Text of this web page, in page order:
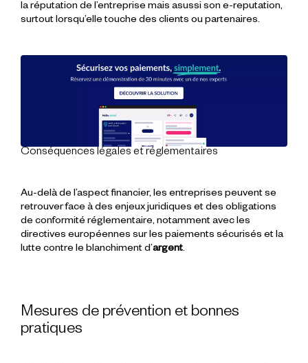
la réputation de l’entreprise mais asussi son e-reputation,
surtout lorsqu’elle touche des clients ou partenaires.
Conséquences légales et réglementaires
Au-delà de l’aspect financier, les entreprises peuvent se
retrouver face à des enjeux juridiques et des obligations
de conformité réglementaire, notamment avec les
directives européennes sur les paiements sécurisés et la
lutte contre le blanchiment d’argent.
Mesures de prévention et bonnes
pratiques